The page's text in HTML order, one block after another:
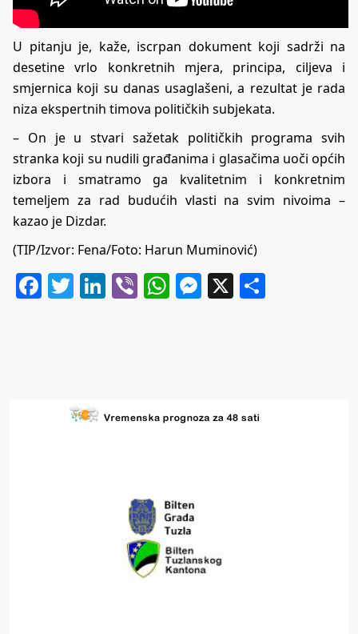
U pitanju je, kaže, iscrpan dokument koji sadrži na
desetine vrlo konkretnih mjera, principa, ciljeva i
smjernica koji su danas usaglašeni, a rezultat je rada
niza ekspertnih timova političkih subjekata.
– On je u stvari sažetak političkih programa svih
stranka koji su nudili građanima i glasačima uoči općih
izbora i smatramo ga kvalitetnim i konkretnim
temeljem za rad budućih vlasti na svim nivoima –
kazao je Dizdar.
(TIP/Izvor: Fena/Foto: Harun Muminović)
Facebook
Twitter
LinkedIn
ViberWhatsApp
Messenger
X